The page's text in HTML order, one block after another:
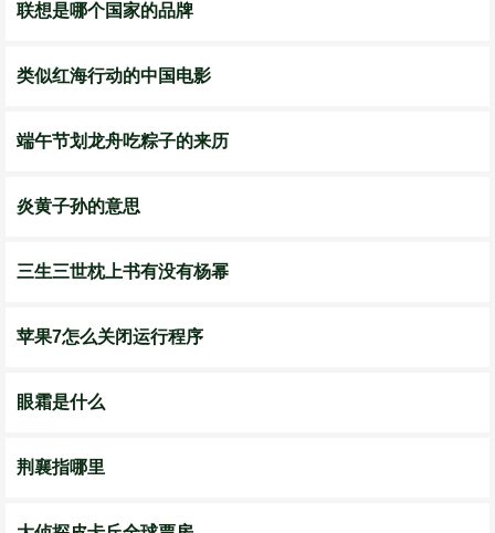
联想是哪个国家的品牌
类似红海行动的中国电影
端午节划龙舟吃粽子的来历
炎黄子孙的意思
三生三世枕上书有没有杨幂
苹果7怎么关闭运行程序
眼霜是什么
荆襄指哪里